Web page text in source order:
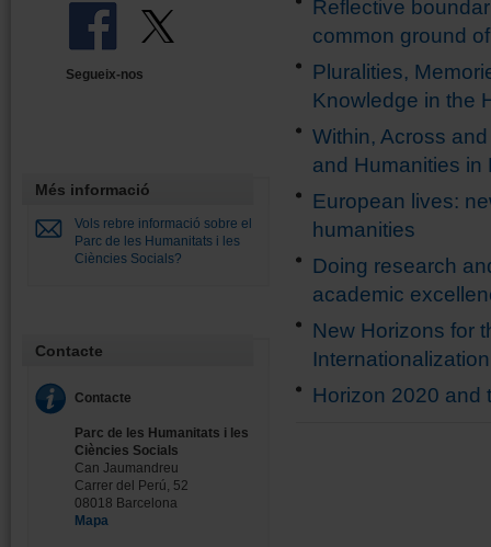
Segueix-nos
Més informació
Vols rebre informació sobre el
Parc de les Humanitats i les
Ciències Socials?
Contacte
Contacte
Parc de les Humanitats i les
Ciències Socials
Can Jaumandreu
Carrer del Perú, 52
08018 Barcelona
Mapa
Reflective
common ground
Pluralities,
Knowledge in the
Within, Across
and Humanities in
European lives:
humanities
Doing research
academic
New Horizons for
Horizon 2020 and